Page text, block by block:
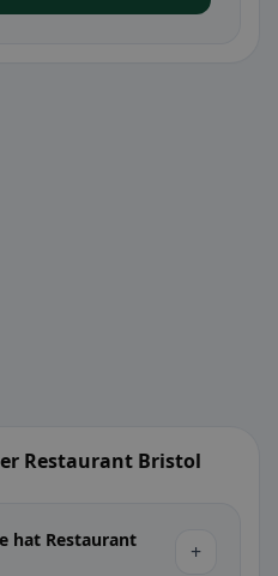
Restaurant Bristol
hat Restaurant
+